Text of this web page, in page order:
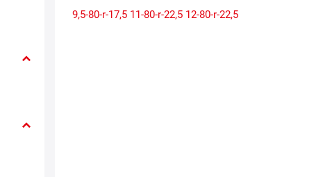
9,5-80-r-17,5 11-80-r-22,5 12-80-r-22,5